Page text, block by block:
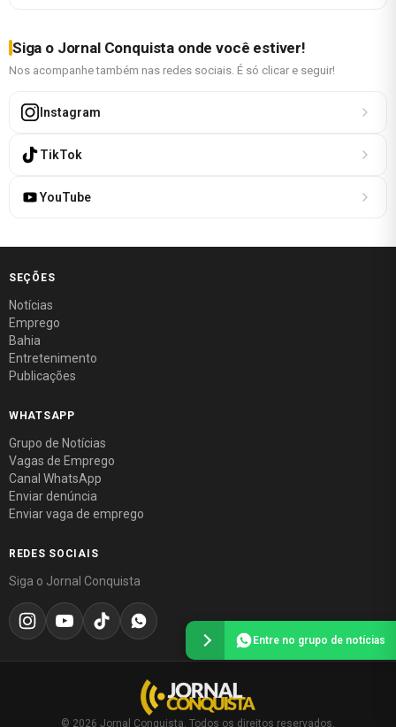
Siga o Jornal Conquista onde você estiver!
Nos acompanhe também nas redes sociais. É só clicar e seguir!
Instagram
TikTok
YouTube
SEÇÕES
Notícias
Emprego
Bahia
Entretenimento
Publicações
WHATSAPP
Grupo de Notícias
Vagas de Emprego
Canal WhatsApp
Enviar denúncia
Enviar vaga de emprego
REDES SOCIAIS
Siga o Jornal Conquista
© 2026 Jornal Conquista. Todos os direitos reservados.
Entre no grupo de notícias